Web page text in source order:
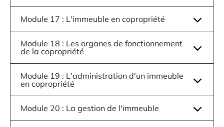
Module 17 : L'immeuble en copropriété
Module 18 : Les organes de fonctionnement
de la copropriété
Module 19 : L'administration d'un immeuble
en copropriété
Module 20 : La gestion de l'immeuble